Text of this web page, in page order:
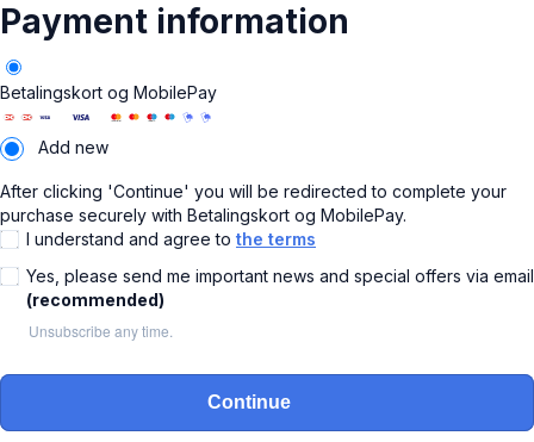
Payment information
Betalingskort og MobilePay
Add new
After clicking 'Continue' you will be redirected to complete your
purchase securely with Betalingskort og MobilePay.
I understand and agree to the terms
Yes, please send me important news and special offers via email
(recommended)
Unsubscribe any time.
Continue